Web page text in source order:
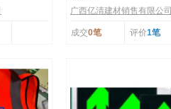
广西亿清建材销售有限公司
成交0笔 评价1笔